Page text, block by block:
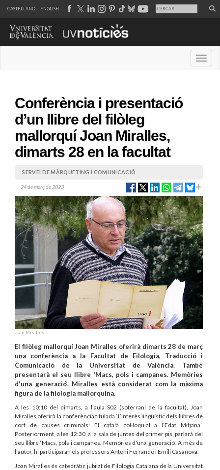
CASTELLANO ENGLISH
Conferència i presentació
d’un llibre del filòleg
mallorquí Joan Miralles,
dimarts 28 en la facultat
SERVEI DE MÀRQUETING I COMUNICACIÓ
24 de març de 2023
Joan Miralles.
El filòleg mallorquí Joan Miralles oferirà dimarts 28 de març
una conferència a la Facultat de Filologia, Traducció i
Comunicació de la Universitat de València. També
presentarà el seu llibre ‘Macs, pols i campanes. Memòries
d'una generació’. Miralles està considerat com la màxima
figura de la filologia mallorquina.
A les 10:10 del dimarts, a l’aula S02 (soterrani de la facultat), Joan
Miralles oferirà la conferència titulada ‘L’interès lingüístic dels llibres de
cort de causes criminals: El català col·loquial a l’Edat Mitjana’.
Posteriorment, a les 12:30, a la sala de juntes del primer pis, parlarà del
seu llibre ‘Macs, pols i campanes. Memòries d'una generació’. A més de
l’autor, hi participaran els professors Antoni Ferrando i Emili Casanova.
Joan Miralles és catedràtic jubilat de Filologia Catalana de la Universitat